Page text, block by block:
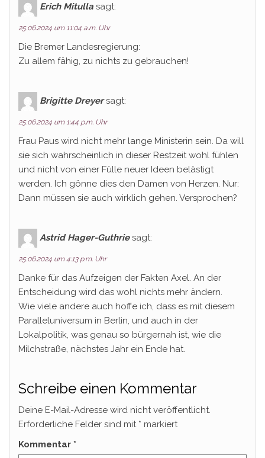
Erich Mitulla sagt:
25.06.2024 um 11:04 a.m. Uhr
Die Bremer Landesregierung:
Zu allem fähig, zu nichts zu gebrauchen!
Brigitte Dreyer sagt:
25.06.2024 um 1:44 p.m. Uhr
Frau Paus wird nicht mehr lange Ministerin sein. Da will
sie sich wahrscheinlich in dieser Restzeit wohl fühlen
und nicht von einer Fülle neuer Ideen belästigt
werden. Ich gönne dies den Damen von Herzen. Nur:
Dann müssen sie auch wirklich gehen. Versprochen?
Astrid Hager-Guthrie sagt:
25.06.2024 um 4:13 p.m. Uhr
Danke für das Aufzeigen der Fakten Axel. An der
Entscheidung wird das wohl nichts mehr ändern.
Wie viele andere auch hoffe ich, dass es mit diesem
Paralleluniversum in Berlin, und auch in der
Lokalpolitik, was genau so bürgernah ist, wie die
Milchstraße, nächstes Jahr ein Ende hat.
Schreibe einen Kommentar
Deine E-Mail-Adresse wird nicht veröffentlicht.
Erforderliche Felder sind mit * markiert
Kommentar *